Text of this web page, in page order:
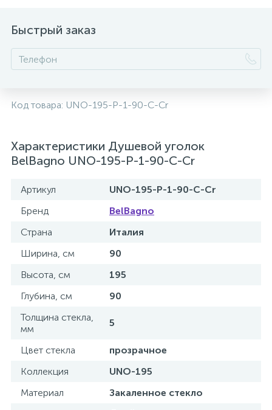
Быстрый заказ
Код товара: UNO-195-P-1-90-C-Cr
Характеристики Душевой уголок
BelBagno UNO-195-P-1-90-C-Cr
Артикул
UNO-195-P-1-90-C-Cr
Бренд
BelBagno
Страна
Италия
Ширина, см
90
Высота, см
195
Глубина, см
90
Толщина стекла,
мм
5
Цвет стекла
прозрачное
Коллекция
UNO-195
Материал
Закаленное стекло
Встраиваемые смесители для душа
Встраиваемые смесители для раковины
Держатели ручного душа
Донные клапаны
Донный клапан
Душевые системы